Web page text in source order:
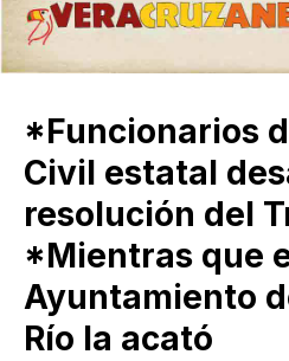
*Funcionarios
Civil estatal
resolución del
*Mientras que
Ayuntamiento
Río la acató